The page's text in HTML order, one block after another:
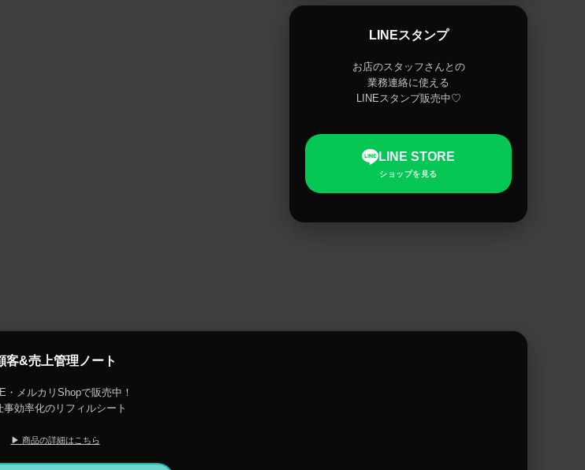
LINEスタンプ
お店のスタッフさんとの
業務連絡に使える
LINEスタンプ販売中♡
LINE STORE
ショップを見る
客&売上管理ノート
・メルカリShopで販売中！
事効率化のリフィルシート
▶ 商品の詳細はこちら